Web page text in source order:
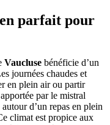
parfait pour
Vaucluse bénéficie d’un
journées chaudes et
en plein air ou partir
par le mistral
d’un repas en plein
climat est propice aux